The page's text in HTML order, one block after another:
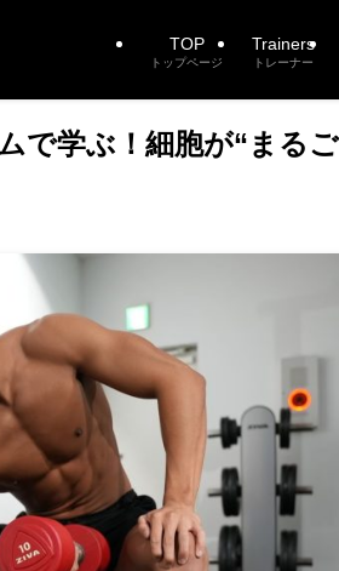
TOP
トップページ
Trainers
トレーナー
で学ぶ！細胞が“まる